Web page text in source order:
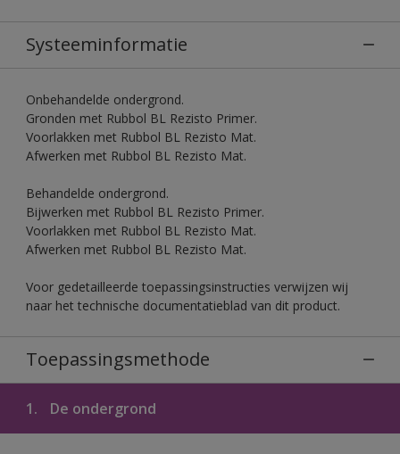
Systeeminformatie
Onbehandelde ondergrond.
Gronden met Rubbol BL Rezisto Primer.
Voorlakken met Rubbol BL Rezisto Mat.
Afwerken met Rubbol BL Rezisto Mat.
Behandelde ondergrond.
Bijwerken met Rubbol BL Rezisto Primer.
Voorlakken met Rubbol BL Rezisto Mat.
Afwerken met Rubbol BL Rezisto Mat.
Voor gedetailleerde toepassingsinstructies verwijzen wij
naar het technische documentatieblad van dit product.
Toepassingsmethode
1. De ondergrond